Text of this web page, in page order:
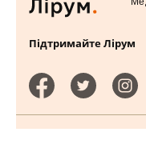
Підтримайте Лірум